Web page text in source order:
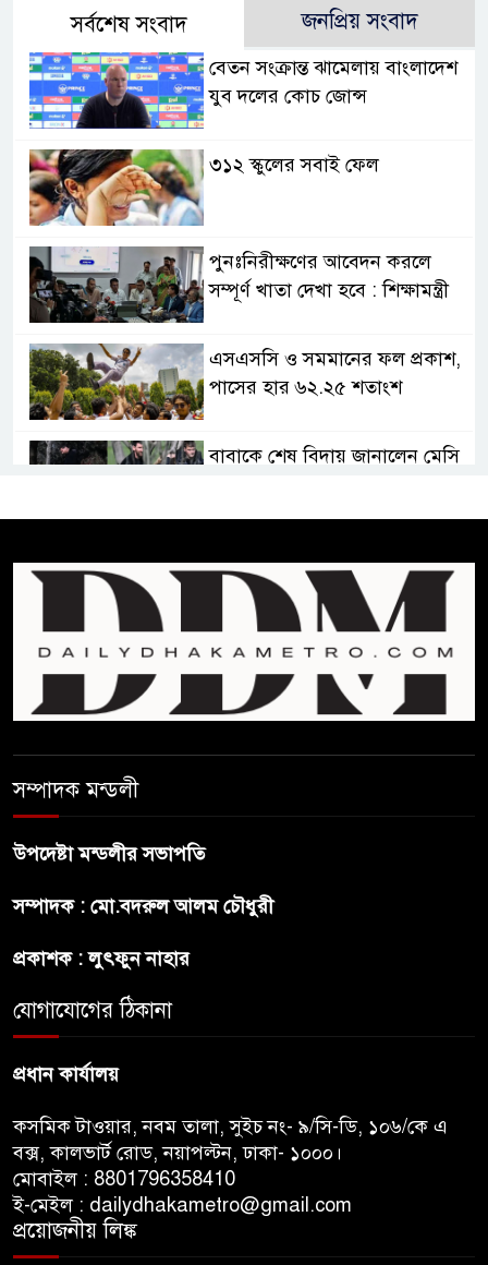
সর্বশেষ সংবাদ জনপ্রিয় সংবাদ
বেতন সংক্রান্ত ঝামেলায় বাংলাদেশ
যুব দলের কোচ জোন্স
৩১২ স্কুলের সবাই ফেল
পুনঃনিরীক্ষণের আবেদন করলে
সম্পূর্ণ খাতা দেখা হবে : শিক্ষামন্ত্রী
এসএসসি ও সমমানের ফল প্রকাশ,
পাসের হার ৬২.২৫ শতাংশ
বাবাকে শেষ বিদায় জানালেন মেসি
পুড়ে নওগাঁরই ১০ জনের মৃত্যু
রাষ্ট্রপতি নির্বাচন ও বৈশ্বিক চ্যালেঞ্জ
মোকাবেলা
সম্পাদক মন্ডলী
উপদেষ্টা মন্ডলীর সভাপতি
সম্পাদক : মো.বদরুল আলম চৌধুরী
প্রকাশক : লুৎফুন নাহার
যোগাযোগের ঠিকানা
প্রধান কার্যালয়
কসমিক টাওয়ার, নবম তালা, সুইচ নং- ৯/সি-ডি, ১০৬/কে এ
বক্স, কালভার্ট রোড, নয়াপল্টন, ঢাকা- ১০০০।
মোবাইল : 8801796358410
ই-মেইল : dailydhakametro@gmail.com
প্রয়োজনীয় লিঙ্ক